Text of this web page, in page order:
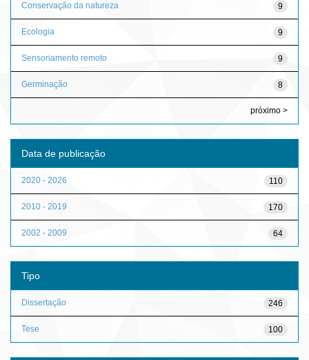
9
Conservação da natureza
9
Ecologia
9
Sensoriamento remoto
8
Germinação
próximo >
Data de publicação
110
2020 - 2026
170
2010 - 2019
64
2002 - 2009
Tipo
246
Dissertação
100
Tese